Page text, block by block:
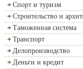
Спорт и туризм
Строительство и
Таможенная система
Транспорт
Делопроизводство
Деньги и кредит